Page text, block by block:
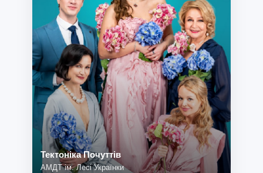
Тектоніка Почуттів
АМДТ ім. Лесі Українки